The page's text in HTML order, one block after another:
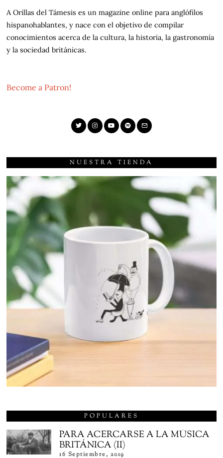
A Orillas del Támesis es un magazine online para anglófilos
hispanohablantes, y nace con el objetivo de compilar
conocimientos acerca de la cultura, la historia, la gastronomía
y la sociedad británicas.
Become a Patron!
NUESTRA TIENDA
POPULARES
PARA ACERCARSE A LA MÚSICA
BRITÁNICA (II)
16 Septiembre, 2019